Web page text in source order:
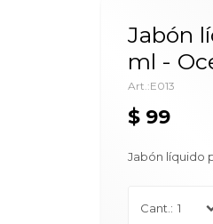
Jabón
ml -
E013
$ 99
Jabón líquido
1